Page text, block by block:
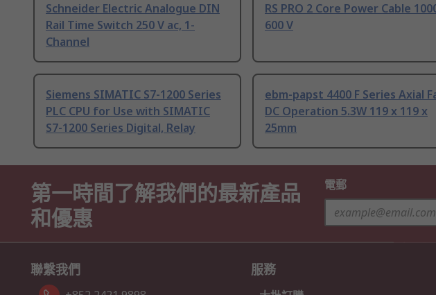
Schneider Electric Analogue DIN
Rail Time Switch 250 V ac, 1-
Channel
RS PRO 2 Core Power Cable
600 V
Siemens SIMATIC S7-1200 Series
PLC CPU for Use with SIMATIC
S7-1200 Series Digital, Relay
ebm-papst 4400 F Series Axial
DC Operation 5.3W 119 x 119 x
25mm
第一時間了解我們的最新產品
和優惠
電郵
聯繫我們 服務